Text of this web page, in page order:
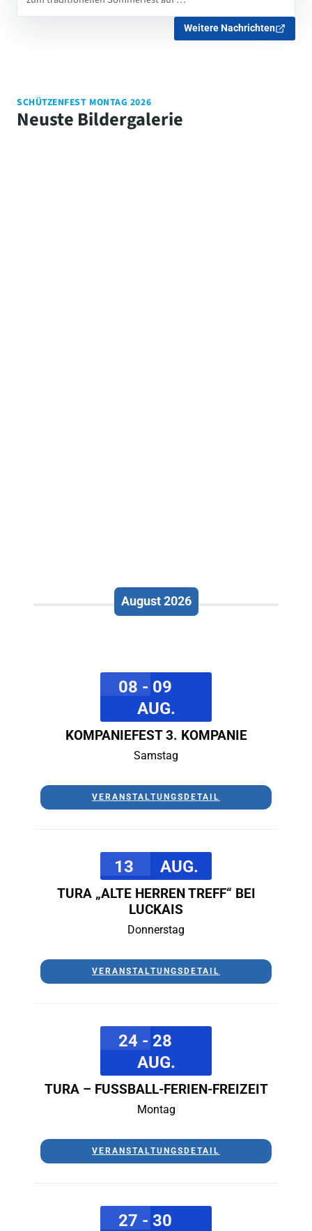
Weitere Nachrichten
SCHÜTZENFEST MONTAG 2026
Neuste Bildergalerie
August 2026
08 - 09
AUG.
KOMPANIEFEST 3. KOMPANIE
Samstag
VERANSTALTUNGSDETAIL
13 AUG.
TURA „ALTE HERREN TREFF“ BEI
LUCKAIS
Donnerstag
VERANSTALTUNGSDETAIL
24 - 28
AUG.
TURA – FUSSBALL-FERIEN-FREIZEIT
Montag
VERANSTALTUNGSDETAIL
27 - 30